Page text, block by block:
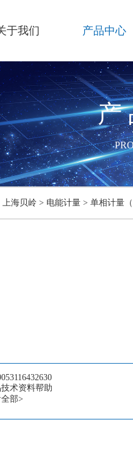
于我们 产品中心
上海贝岭> 电能计量> 单相计量
术资料帮助
部>